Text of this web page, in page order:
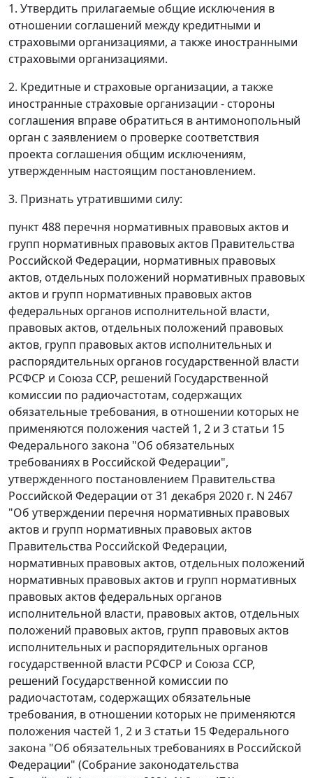
1. Утвердить прилагаемые общие исключения в
отношении соглашений между кредитными и
страховыми организациями, а также иностранными
страховыми организациями.
2. Кредитные и страховые организации, а также
иностранные страховые организации - стороны
соглашения вправе обратиться в антимонопольный
орган с заявлением о проверке соответствия
проекта соглашения общим исключениям,
утвержденным настоящим постановлением.
3. Признать утратившими силу:
пункт 488 перечня нормативных правовых актов и
групп нормативных правовых актов Правительства
Российской Федерации, нормативных правовых
актов, отдельных положений нормативных правовых
актов и групп нормативных правовых актов
федеральных органов исполнительной власти,
правовых актов, отдельных положений правовых
актов, групп правовых актов исполнительных и
распорядительных органов государственной власти
РСФСР и Союза ССР, решений Государственной
комиссии по радиочастотам, содержащих
обязательные требования, в отношении которых не
применяются положения частей 1, 2 и 3 статьи 15
Федерального закона "Об обязательных
требованиях в Российской Федерации",
утвержденного постановлением Правительства
Российской Федерации от 31 декабря 2020 г. N 2467
"Об утверждении перечня нормативных правовых
актов и групп нормативных правовых актов
Правительства Российской Федерации,
нормативных правовых актов, отдельных положений
нормативных правовых актов и групп нормативных
правовых актов федеральных органов
исполнительной власти, правовых актов, отдельных
положений правовых актов, групп правовых актов
исполнительных и распорядительных органов
государственной власти РСФСР и Союза ССР,
решений Государственной комиссии по
радиочастотам, содержащих обязательные
требования, в отношении которых не применяются
положения частей 1, 2 и 3 статьи 15 Федерального
закона "Об обязательных требованиях в Российской
Федерации" (Собрание законодательства